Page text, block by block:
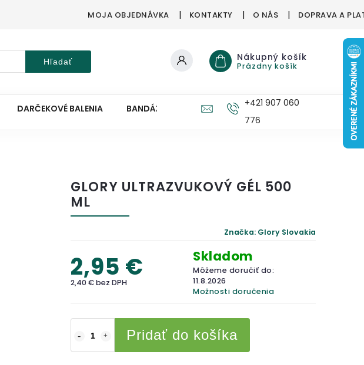
MOJA OBJEDNÁVKA KONTAKTY O NÁS DOPRAVA A
Hľadať Nákupný košík
Prázdny košík
DARČEKOVÉ BALENIA BANDÁŽE, ORTÉZY ZDRAVÉ HUBY
+421 907 060
776
GLORY ULTRAZVUKOVÝ GÉL 500
ML
Značka: Glory Slovakia
2,95 €
2,40 € bez DPH
Skladom
Môžeme doručiť do:
11.8.2026
Možnosti doručenia
Pridať do košíka